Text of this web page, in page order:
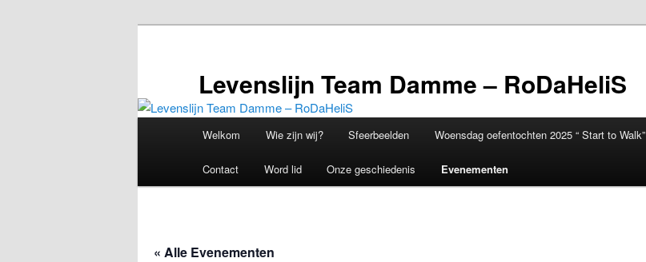
Levenslijn Team Damme – RoDaHeliS
Welkom Wie zijn wij? Sfeerbeelden Woensdag oefentochten 2025 “ Start to Walk”
Contact Word lid Onze geschiedenis Evenementen
« Alle Evenementen